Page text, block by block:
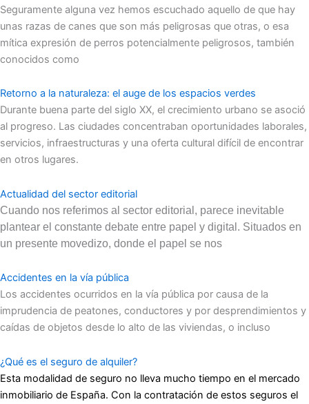
Seguramente alguna vez hemos escuchado aquello de que hay
unas razas de canes que son más peligrosas que otras, o esa
mítica expresión de perros potencialmente peligrosos, también
conocidos como
Retorno a la naturaleza: el auge de los espacios verdes
Durante buena parte del siglo XX, el crecimiento urbano se asoció
al progreso. Las ciudades concentraban oportunidades laborales,
servicios, infraestructuras y una oferta cultural difícil de encontrar
en otros lugares.
Actualidad del sector editorial
Cuando nos referimos al sector editorial, parece inevitable
plantear el constante debate entre papel y digital. Situados en
un presente movedizo, donde el papel se nos
Accidentes en la vía pública
Los accidentes ocurridos en la vía pública por causa de la
imprudencia de peatones, conductores y por desprendimientos y
caídas de objetos desde lo alto de las viviendas, o incluso
¿Qué es el seguro de alquiler?
Esta modalidad de seguro no lleva mucho tiempo en el mercado
inmobiliario de España. Con la contratación de estos seguros el